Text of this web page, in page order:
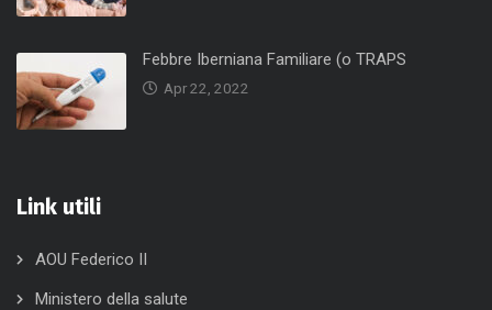
Febbre Iberniana Familiare (o TRAPS
Apr 22, 2022
Link utili
AOU Federico II
Ministero della salute